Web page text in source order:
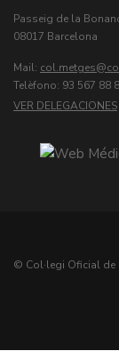
Passeig de la
08017 Barcelona
Mail: col.metges
Telèfono: 93 567 88
VER DELEGACIONES
© Col·legi Oficial de